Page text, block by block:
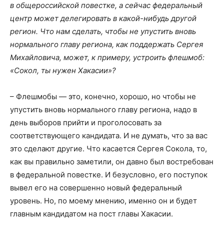
в общероссийской повестке, а сейчас федеральный
центр может делегировать в какой-нибудь другой
регион. Что нам сделать, чтобы не упустить вновь
нормального главу региона, как поддержать Сергея
Михайловича, может, к примеру, устроить флешмоб:
«Сокол, ты нужен Хакасии»?
– Флешмобы — это, конечно, хорошо, но чтобы не
упустить вновь нормального главу региона, надо в
день выборов прийти и проголосовать за
соответствующего кандидата. И не думать, что за вас
это сделают другие. Что касается Сергея Сокола, то,
как вы правильно заметили, он давно был востребован
в федеральной повестке. И безусловно, его поступок
вывел его на совершенно новый федеральный
уровень. Но, по моему мнению, именно он и будет
главным кандидатом на пост главы Хакасии.